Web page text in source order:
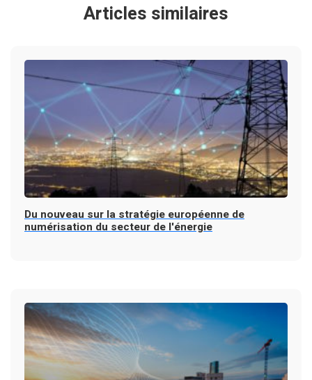
Articles similaires
Du nouveau sur la stratégie européenne de
numérisation du secteur de l'énergie